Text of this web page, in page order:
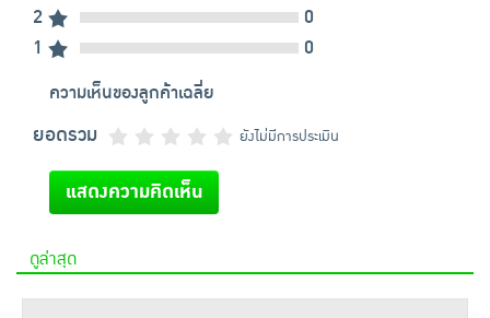
2
0
1
0
ความเห็นของลูกค้าเฉลี่ย
ยอดรวม ยังไม่มีการประเมิน
แสดงความคิดเห็น
ดูล่าสุด